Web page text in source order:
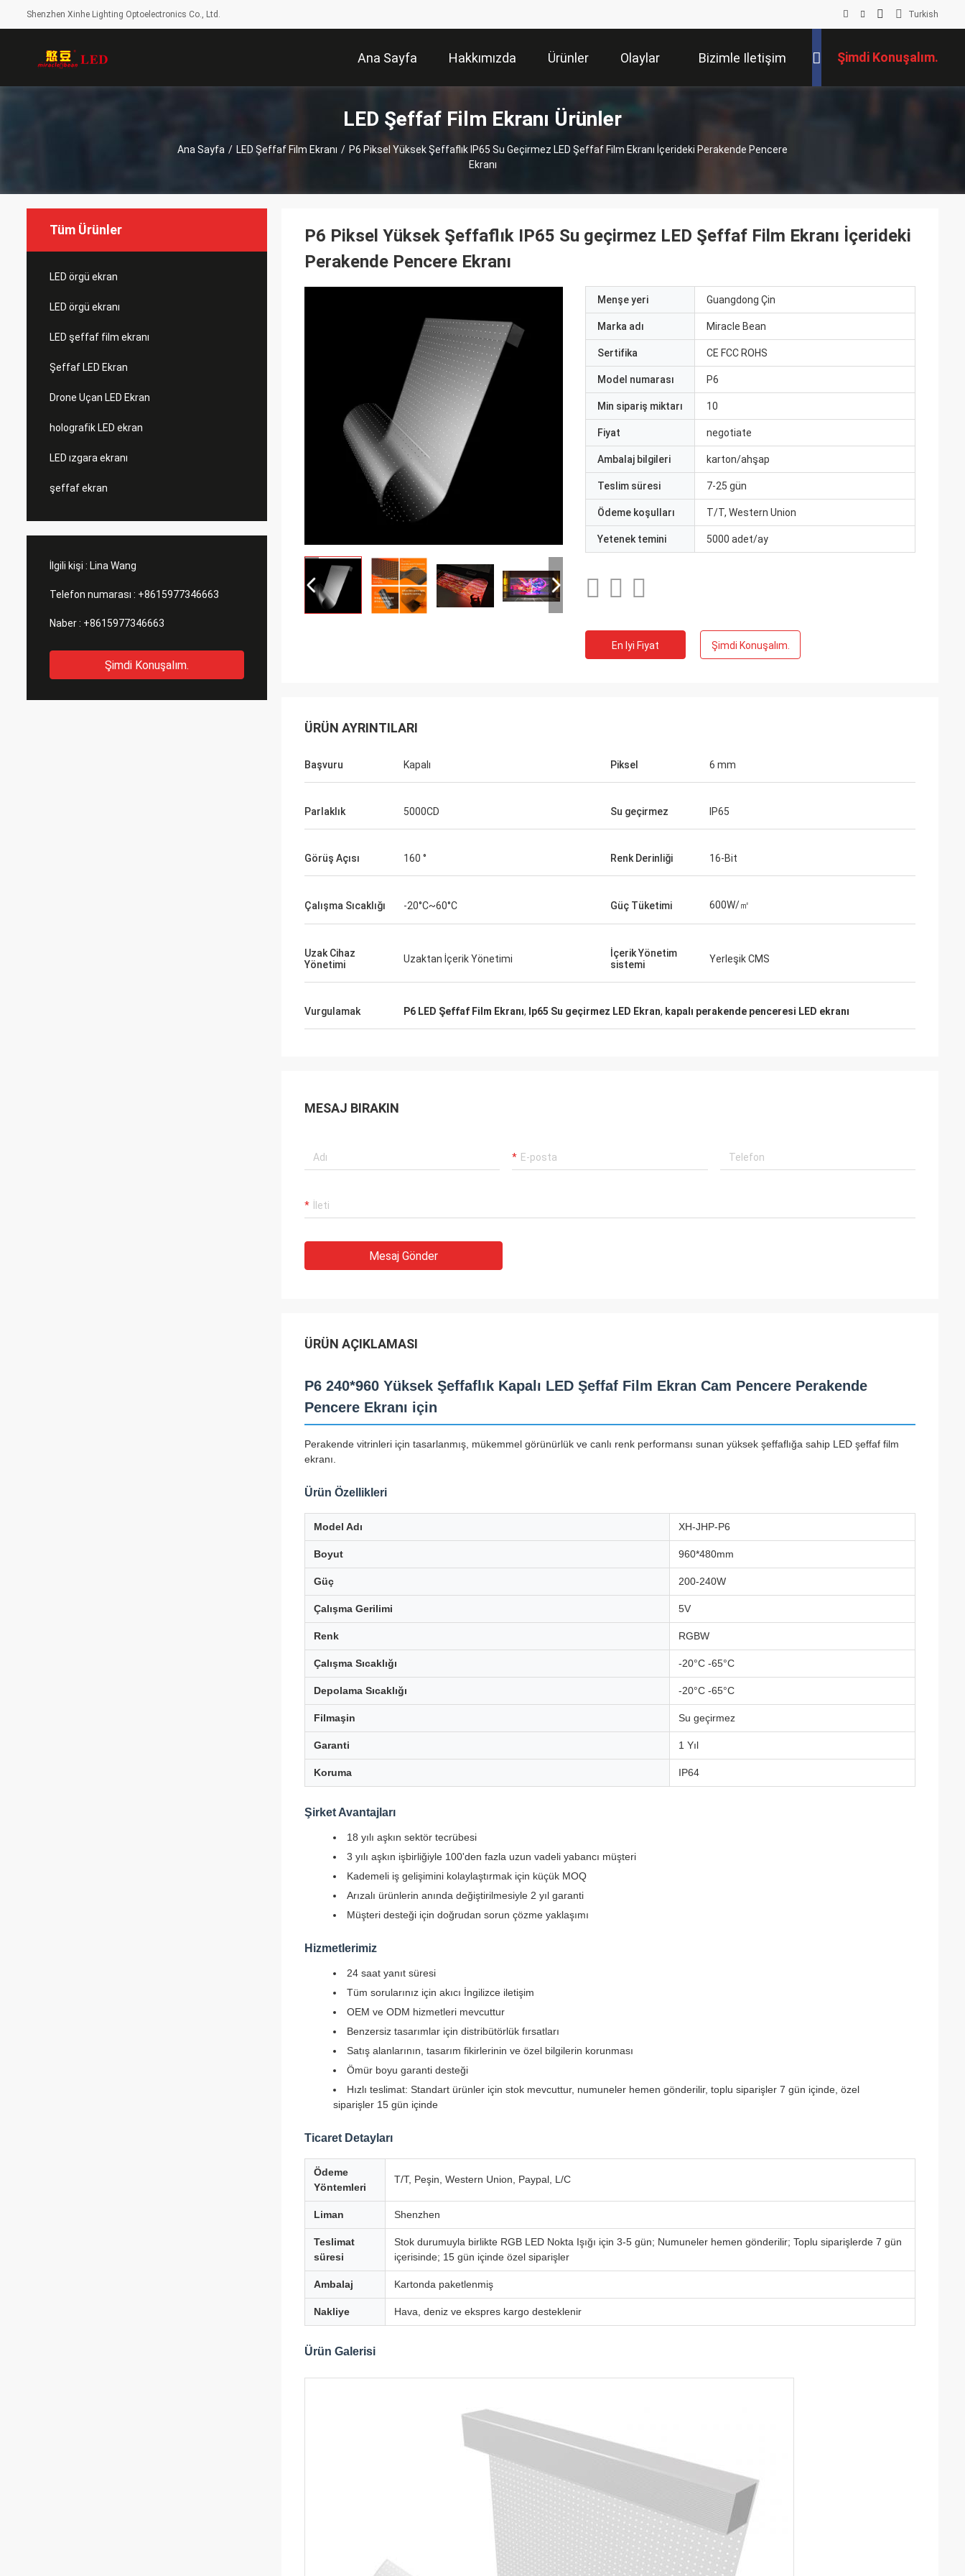
Shenzhen Xinhe Lighting Optoelectronics Co., Ltd. Turkish
Ana Sayfa Hakkımızda Ürünler Olaylar Bizimle Iletişim Şimdi Konuşalım.
LED Şeffaf Film Ekranı Ürünler
Ana Sayfa / LED Şeffaf Film Ekranı / P6 Piksel Yüksek Şeffaflık IP65 Su Geçirmez LED Şeffaf Film Ekranı İçerideki Perakende Pencere
Ekranı
Tüm Ürünler
LED örgü ekran
LED örgü ekranı
LED şeffaf film ekranı
Şeffaf LED Ekran
Drone Uçan LED Ekran
holografik LED ekran
LED ızgara ekranı
şeffaf ekran
İlgili kişi : Lina Wang
Telefon numarası : +8615977346663
Naber : +8615977346663
Şimdi Konuşalım.
P6 Piksel Yüksek Şeffaflık IP65 Su geçirmez LED Şeffaf Film Ekranı İçerideki
Perakende Pencere Ekranı
Menşe yeri Guangdong Çin
Marka adı Miracle Bean
Sertifika CE FCC ROHS
Model numarası P6
Min sipariş miktarı 10
Fiyat negotiate
Ambalaj bilgileri karton/ahşap
Teslim süresi 7-25 gün
Ödeme koşulları T/T, Western Union
Yetenek temini 5000 adet/ay
En Iyi Fiyat Şimdi Konuşalım.
ÜRÜN AYRINTILARI
Başvuru Kapalı Piksel 6 mm
Parlaklık 5000CD Su geçirmez IP65
Görüş Açısı 160 ° Renk Derinliği 16-Bit
Çalışma Sıcaklığı -20°C~60°C Güç Tüketimi 600W/㎡
Uzak Cihaz
Yönetimi
Uzaktan İçerik Yönetimi
İçerik Yönetim
sistemi
Yerleşik CMS
Vurgulamak P6 LED Şeffaf Film Ekranı, Ip65 Su geçirmez LED Ekran, kapalı perakende penceresi LED ekranı
MESAJ BIRAKIN
Mesaj Gönder
ÜRÜN AÇIKLAMASI
P6 240*960 Yüksek Şeffaflık Kapalı LED Şeffaf Film Ekran Cam Pencere Perakende
Pencere Ekranı için
Perakende vitrinleri için tasarlanmış, mükemmel görünürlük ve canlı renk performansı sunan yüksek şeffaflığa sahip LED şeffaf film
ekranı.
Ürün Özellikleri
Model Adı XH-JHP-P6
Boyut 960*480mm
Güç 200-240W
Çalışma Gerilimi 5V
Renk RGBW
Çalışma Sıcaklığı -20°C -65°C
Depolama Sıcaklığı -20°C -65°C
Filmaşin Su geçirmez
Garanti 1 Yıl
Koruma IP64
Şirket Avantajları
18 yılı aşkın sektör tecrübesi
3 yılı aşkın işbirliğiyle 100'den fazla uzun vadeli yabancı müşteri
Kademeli iş gelişimini kolaylaştırmak için küçük MOQ
Arızalı ürünlerin anında değiştirilmesiyle 2 yıl garanti
Müşteri desteği için doğrudan sorun çözme yaklaşımı
Hizmetlerimiz
24 saat yanıt süresi
Tüm sorularınız için akıcı İngilizce iletişim
OEM ve ODM hizmetleri mevcuttur
Benzersiz tasarımlar için distribütörlük fırsatları
Satış alanlarının, tasarım fikirlerinin ve özel bilgilerin korunması
Ömür boyu garanti desteği
Hızlı teslimat: Standart ürünler için stok mevcuttur, numuneler hemen gönderilir, toplu siparişler 7 gün içinde, özel
siparişler 15 gün içinde
Ticaret Detayları
Ödeme
Yöntemleri
T/T, Peşin, Western Union, Paypal, L/C
Liman Shenzhen
Teslimat
süresi
Stok durumuyla birlikte RGB LED Nokta Işığı için 3-5 gün; Numuneler hemen gönderilir; Toplu siparişlerde 7 gün
içerisinde; 15 gün içinde özel siparişler
Ambalaj Kartonda paketlenmiş
Nakliye Hava, deniz ve ekspres kargo desteklenir
Ürün Galerisi